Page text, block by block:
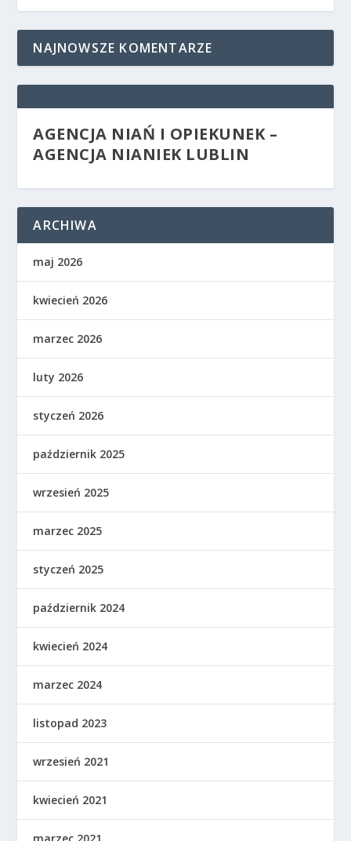
NAJNOWSZE KOMENTARZE
AGENCJA NIAŃ I OPIEKUNEK –
AGENCJA NIANIEK LUBLIN
ARCHIWA
maj 2026
kwiecień 2026
marzec 2026
luty 2026
styczeń 2026
październik 2025
wrzesień 2025
marzec 2025
styczeń 2025
październik 2024
kwiecień 2024
marzec 2024
listopad 2023
wrzesień 2021
kwiecień 2021